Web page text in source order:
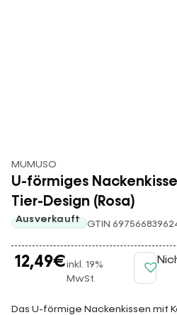
MUMUSO
U-förmiges
Tier-Design (Rosa)
Ausverkauft GTIN
12,49€inkl. 19%
MwSt.
Das U-förmige Nackenkissen mit